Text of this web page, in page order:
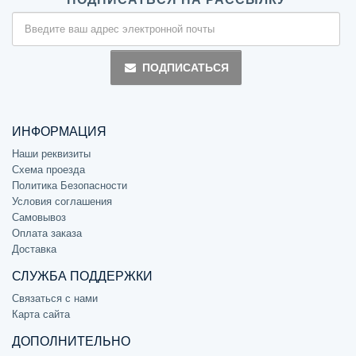
ПОДПИСАТЬСЯ
ИНФОРМАЦИЯ
Наши реквизиты
Схема проезда
Политика Безопасности
Условия соглашения
Самовывоз
Оплата заказа
Доставка
СЛУЖБА ПОДДЕРЖКИ
Связаться с нами
Карта сайта
ДОПОЛНИТЕЛЬНО